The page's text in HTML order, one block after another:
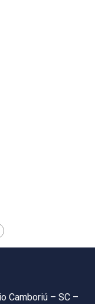
Camboriú – SC –